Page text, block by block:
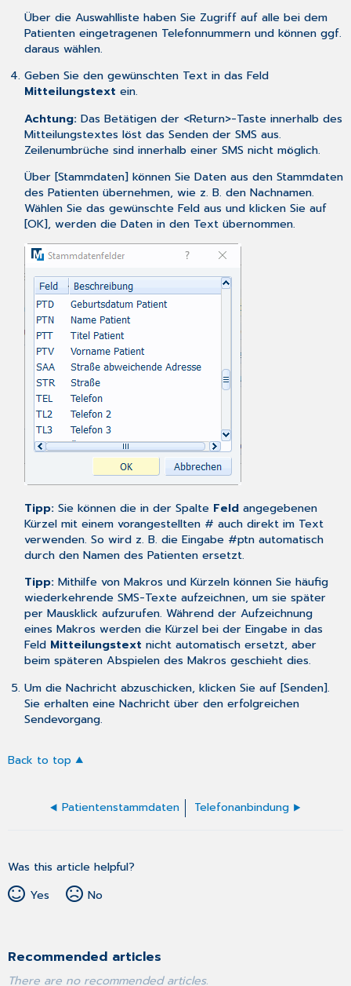
Über die Auswahlliste haben Sie Zugriff auf alle bei dem
Patienten eingetragenen Telefonnummern und können ggf.
daraus wählen.
Geben Sie den gewünschten Text in das Feld
Mitteilungstext ein.
Achtung: Das Betätigen der <Return>-Taste innerhalb des
Mitteilungstextes löst das Senden der SMS aus.
Zeilenumbrüche sind innerhalb einer SMS nicht möglich.
Über [Stammdaten] können Sie Daten aus den Stammdaten
des Patienten übernehmen, wie z. B. den Nachnamen.
Wählen Sie das gewünschte Feld aus und klicken Sie auf
[OK], werden die Daten in den Text übernommen.
Tipp: Sie können die in der Spalte Feldangegebenen
Kürzel mit einem vorangestellten # auch direkt im Text
verwenden. So wird z. B. die Eingabe #ptn automatisch
durch den Namen des Patienten ersetzt.
Tipp: Mithilfe von Makros und Kürzeln können Sie häufig
wiederkehrende SMS-Texte aufzeichnen, um sie später
per Mausklick aufzurufen. Während der Aufzeichnung
eines Makros werden die Kürzel bei der Eingabe in das
Feld Mitteilungstext nicht automatisch ersetzt, aber
beim späteren Abspielen des Makros geschieht dies.
Um die Nachricht abzuschicken, klicken Sie auf [Senden].
Sie erhalten eine Nachricht über den erfolgreichen
Sendevorgang.
Back to top
Patientenstammdaten Telefonanbindung
Was this article helpful?
Yes
No
Recommended articles
There are no recommended articles.